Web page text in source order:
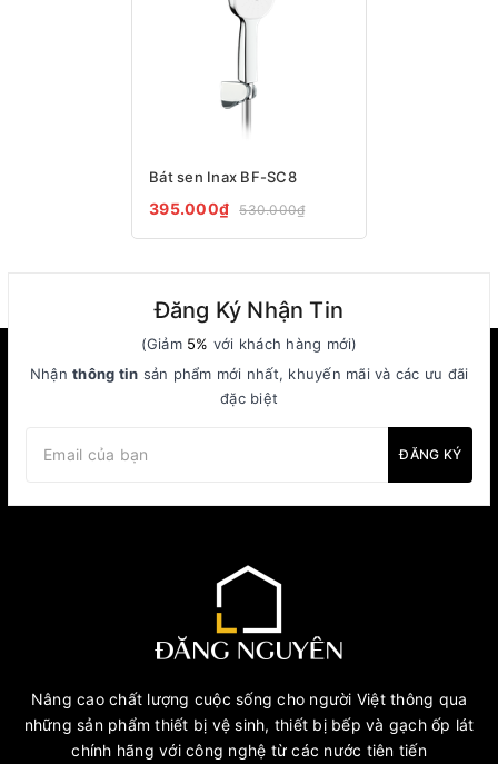
Bát sen Inax BF-SC8
395.000₫ 530.000₫
Đăng Ký Nhận Tin
(Giảm 5% với khách hàng mới)
Nhận thông tin sản phẩm mới nhất, khuyến mãi và các ưu đãi
đặc biệt
ĐĂNG KÝ
Nâng cao chất lượng cuộc sống cho người Việt thông qua
những sản phẩm thiết bị vệ sinh, thiết bị bếp và gạch ốp lát
chính hãng với công nghệ từ các nước tiên tiến